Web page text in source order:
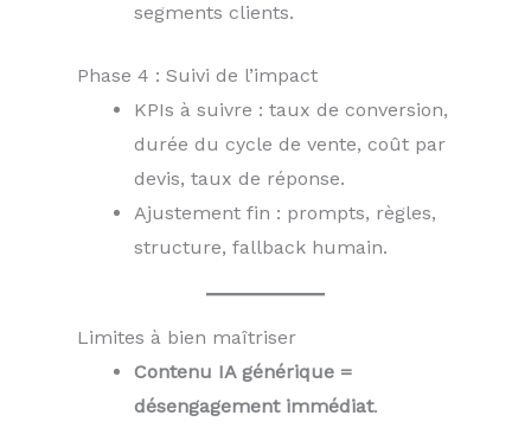
segments clients.
Phase 4 : Suivi de l’impact
KPIs à suivre : taux de conversion,
durée du cycle de vente, coût par
devis, taux de réponse.
Ajustement fin : prompts, règles,
structure, fallback humain.
Limites à bien maîtriser
Contenu IA générique =
désengagement immédiat.